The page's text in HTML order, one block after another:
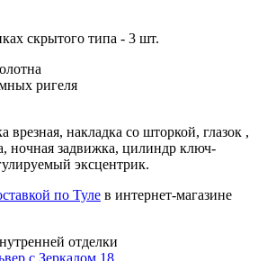
скрытого типа - 3 шт.
ригеля
врезная, накладка со шторкой, глазок ,
ночная задвижка, цилиндр ключ-
эксцентрик.
по Туле в интернет-магазине
отделки
с Зеркалом 18